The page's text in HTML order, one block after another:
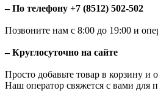
– По телефону +7 (8512) 502-502
Позвоните нам с 8:00 до 19:00 и
– Круглосуточно на сайте
Просто добавьте товар в корзину и
Наш оператор свяжется с вами для